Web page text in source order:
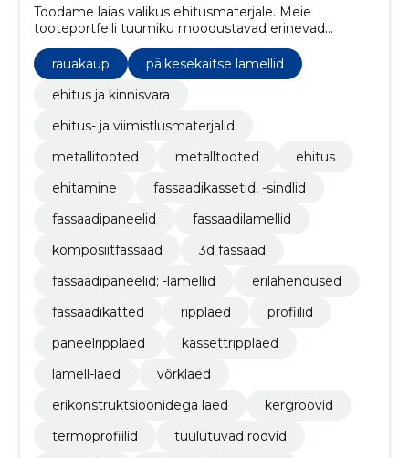
Toodame laias valikus ehitusmaterjale. Meie
tooteportfelli tuumiku moodustavad erinevad
metallist fassaadikatted, ripplaed ning profiilid
rauakaup
päikesekaitse lamellid
ehitus ja kinnisvara
ehitus- ja viimistlusmaterjalid
metallitooted
metalltooted
ehitus
ehitamine
fassaadikassetid, -sindlid
fassaadipaneelid
fassaadilamellid
komposiitfassaad
3d fassaad
fassaadipaneelid; -lamellid
erilahendused
fassaadikatted
ripplaed
profiilid
paneelripplaed
kassettripplaed
lamell-laed
võrklaed
erikonstruktsioonidega laed
kergroovid
termoprofiilid
tuulutuvad roovid